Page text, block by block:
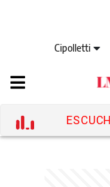
Cipolletti